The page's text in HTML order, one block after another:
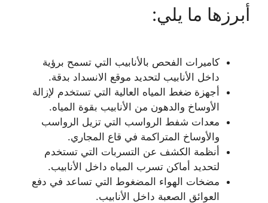
أبرزها ما يلي:
كاميرات الفحص بالأنابيب التي تسمح برؤية
داخل الأنابيب لتحديد موقع الانسداد بدقة.
أجهزة ضغط المياه العالية التي تستخدم لإزالة
الأوساخ والدهون من الأنابيب بقوة المياه.
معدات شفط الرواسب التي تزيل الرواسب
والأوساخ المتراكمة في قاع المجاري.
أنظمة الكشف عن التسربات التي تستخدم
لتحديد أماكن تسرب المياه داخل الأنابيب.
مضخات الهواء المضغوط التي تساعد في دفع
العوائق الصعبة داخل الأنابيب.